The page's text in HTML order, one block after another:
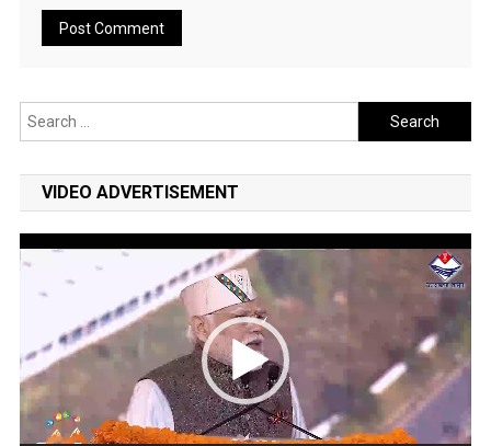
Search
for:
VIDEO ADVERTISEMENT
Video